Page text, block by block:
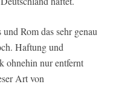
Rom das sehr genau
Haftung und
ohnehin nur entfernt
Art von